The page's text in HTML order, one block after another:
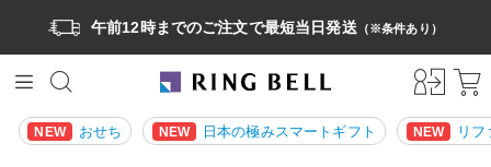
午前12時までのご注文で最短当日発送（※条件あり）
NEW おせち NEW 日本の極みスマートギフト NEW リ